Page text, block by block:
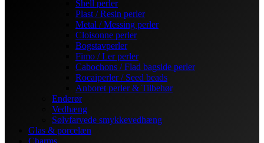
Shell perler
Plast / Resin perler
Metal / Messing perler
Cloisonne perler
Bogstavperler
Fimo / Ler perler
Cabochons / Flad bagside perler
Rocaiperler / Seed beads
Anboret perler & Tilbehør
Enderør
Vedhæng
Sølvfarvede smykkevedhæng
Glas & porcelæn
Charms